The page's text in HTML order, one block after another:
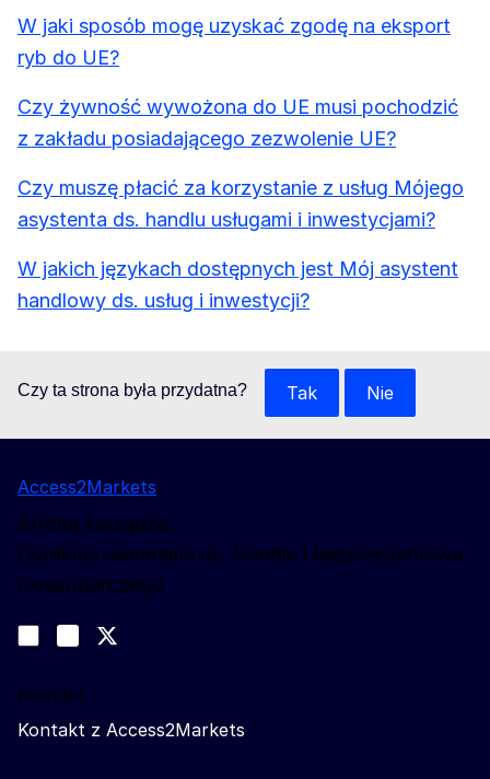
W jaki sposób mogę uzyskać zgodę na eksport
ryb do UE?
Czy żywność wywożona do UE musi pochodzić
z zakładu posiadającego zezwolenie UE?
Czy muszę płacić za korzystanie z usług Mójego
asystenta ds. handlu usługami i inwestycjami?
W jakich językach dostępnych jest Mój asystent
handlowy ds. usług i inwestycji?
Czy ta strona była przydatna? Tak Nie
Access2Markets
Stroną zarządza:
Dyrekcja Generalna ds. Handlu i Bezpieczeństwa
Gospodarczego
Join us on LinkedIn
Trade-Off podcast
Kontakt
Kontakt z Access2Markets